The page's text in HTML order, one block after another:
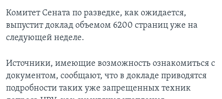
Комитет Сената по разведке, как ожидается,
выпустит доклад объемом 6200 страниц уже на
следующей неделе.
Источники, имеющие возможность ознакомиться с
документом, сообщают, что в докладе приводятся
подробности таких уже запрещенных техник